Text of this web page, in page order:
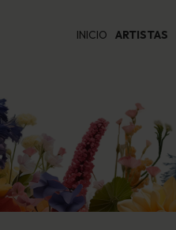
INICIO ARTISTAS